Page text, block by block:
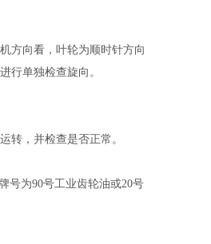
方向看，叶轮为顺时针方向
行单独检查旋向。
转，并检查是否正常。
号为90号工业齿轮油或20号